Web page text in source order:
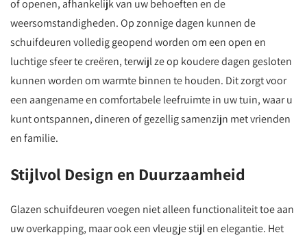
of openen, afhankelijk van uw behoeften en de
weersomstandigheden. Op zonnige dagen kunnen de
schuifdeuren volledig geopend worden om een open en
luchtige sfeer te creëren, terwijl ze op koudere dagen gesloten
kunnen worden om warmte binnen te houden. Dit zorgt voor
een aangename en comfortabele leefruimte in uw tuin, waar u
kunt ontspannen, dineren of gezellig samenzijn met vrienden
en familie.
Stijlvol Design en Duurzaamheid
Glazen schuifdeuren voegen niet alleen functionaliteit toe aan
uw overkapping, maar ook een vleugje stijl en elegantie. Het